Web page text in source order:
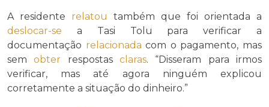
A residente relatou
também que foi orientada a
deslocar-se a Tasi Tolu para verificar a
documentação relacionada com o pagamento, mas
semobter respostasclaras. “Disseram para irmos
verificar, mas até agora ninguém explicou
corretamente a situação do dinheiro.”